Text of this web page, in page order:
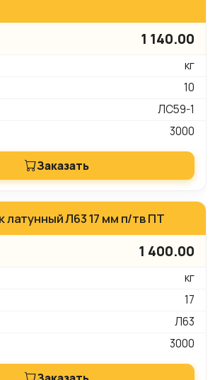
1 140.00
кг
10
ЛС59-1
3000
Заказать
латунный Л63 17 мм п/тв ПТ
1 400.00
кг
17
Л63
3000